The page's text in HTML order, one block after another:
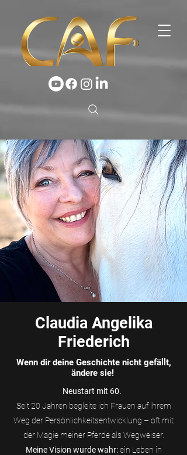
Claudia Angelika
Friederich
Wenn dir deine Geschichte nicht gefällt,
ändere sie!
Neustart mit 60.
Seit 20 Jahren begleite ich Frauen auf ihrem
Weg der Persönlichkeitsentwicklung – oft mit
der Magie meiner Pferde als Wegweiser.
Meine Vision wurde wahr:ein Leben in